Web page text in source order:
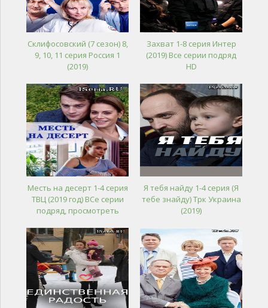
Склифосовский (7 сезон) 8,
9, 10, 11 серия Россия 1
(2019)
Захват 1-8 серия Интер
(2019) Все серии подряд
HD
Месть на десерт 1-4 серия
ТВЦ (2019 год) ВСе серии
подряд, просмотреть
Я тебя найду 1-4 серия (Я
тебе знайду) Трк Украина
(2019)